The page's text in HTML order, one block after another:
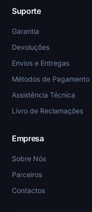
Suporte
Garantia
Devoluções
Envios e Entregas
Métodos de Pagamento
Assistência Técnica
Livro de Reclamações
Empresa
Sobre Nós
Parceiros
Contactos